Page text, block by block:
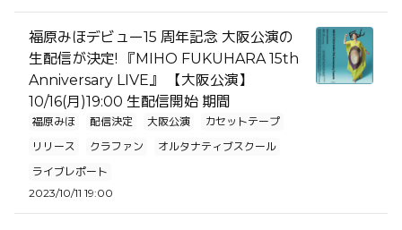
福原みほデビュー15 周年記念 大阪公演の
生配信が決定! 『MIHO FUKUHARA 15th
Anniversary LIVE』 【大阪公演】
10/16(月)19:00 生配信開始 期間
福原みほ 配信決定 大阪公演
カセットテープ
リリース
クラファン
オルタナティブスクール
ライブレポート
2023/10/11 19:00